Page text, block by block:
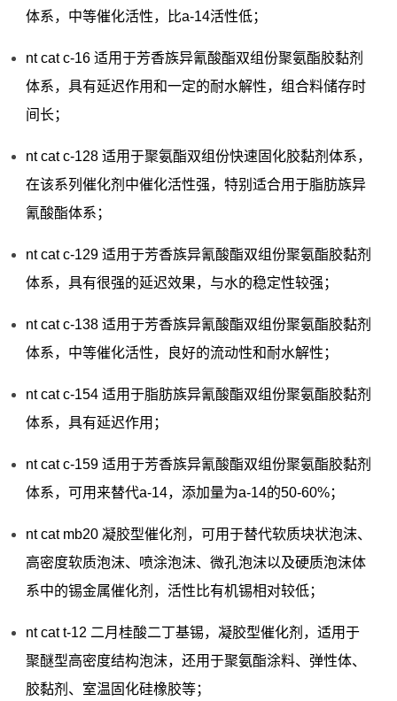
体系，中等催化活性，比a-14活性低；
nt cat c-16 适用于芳香族异氰酸酯双组份聚氨酯胶黏剂
体系，具有延迟作用和一定的耐水解性，组合料储存时
间长；
nt cat c-128 适用于聚氨酯双组份快速固化胶黏剂体系，
在该系列催化剂中催化活性强，特别适合用于脂肪族异
氰酸酯体系；
nt cat c-129 适用于芳香族异氰酸酯双组份聚氨酯胶黏剂
体系，具有很强的延迟效果，与水的稳定性较强；
nt cat c-138 适用于芳香族异氰酸酯双组份聚氨酯胶黏剂
体系，中等催化活性，良好的流动性和耐水解性；
nt cat c-154 适用于脂肪族异氰酸酯双组份聚氨酯胶黏剂
体系，具有延迟作用；
nt cat c-159 适用于芳香族异氰酸酯双组份聚氨酯胶黏剂
体系，可用来替代a-14，添加量为a-14的50-60%；
nt cat mb20 凝胶型催化剂，可用于替代软质块状泡沫、
高密度软质泡沫、喷涂泡沫、微孔泡沫以及硬质泡沫体
系中的锡金属催化剂，活性比有机锡相对较低；
nt cat t-12 二月桂酸二丁基锡，凝胶型催化剂，适用于
聚醚型高密度结构泡沫，还用于聚氨酯涂料、弹性体、
胶黏剂、室温固化硅橡胶等；